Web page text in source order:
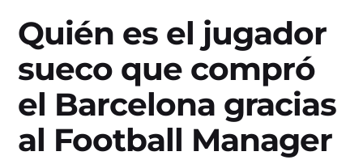
Quién es el jugador
sueco que compró
el Barcelona gracias
al Football Manager